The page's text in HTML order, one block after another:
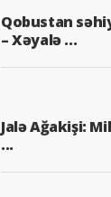
Qobustan
– Xəyalə ...
Jalə Ağakişi:
...